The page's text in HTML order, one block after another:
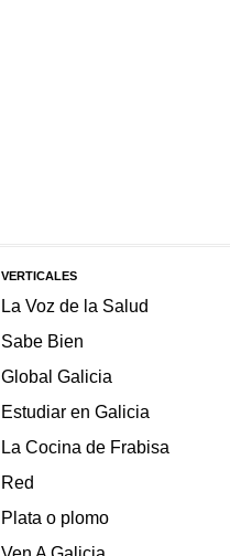
VERTICALES
La Voz de la Salud
Sabe Bien
Global Galicia
Estudiar en Galicia
La Cocina de Frabisa
Red
Plata o plomo